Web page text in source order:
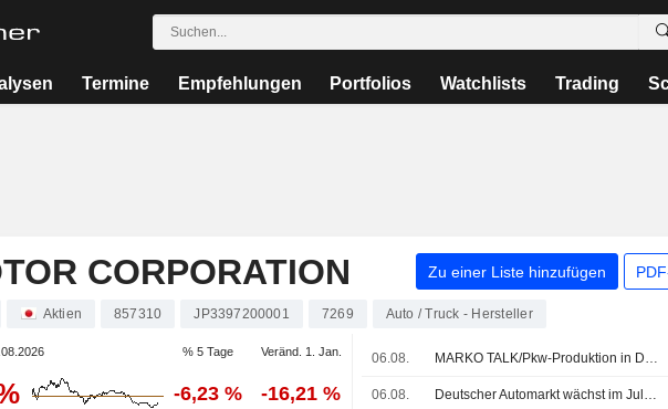
Termine Empfehlungen Portfolios Watchlists Trading
CORPORATION Zu einer Liste hinzufügen
Aktien 857310 JP3397200001 7269 Auto / Truck - Hersteller
% 5 Tage Veränd. 1. Jan.
-6,23 % -16,21 %
06.08. MARKO TALK/Pkw-Produktion in Deutschland sinkt im Juli
06.08. Deutscher Automarkt wächst im Juli nur leicht - BYD erneut mit Absatzsprung